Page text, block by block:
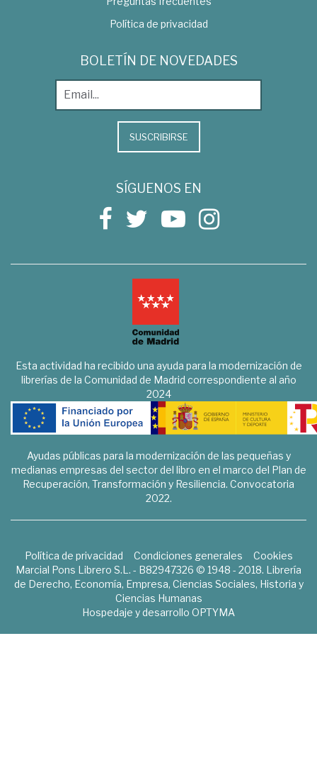
Política de privacidad
BOLETÍN DE NOVEDADES
SUSCRIBIRSE
SÍGUENOS EN
Esta actividad ha recibido una ayuda para la modernización de
librerías de la Comunidad de Madrid correspondiente al año
2024
Ayudas públicas para la modernización de las pequeñas y
medianas empresas del sector del libro en el marco del Plan de
Recuperación, Transformación y Resiliencia. Convocatoria
2022.
Política de privacidad Condiciones generales
Cookies
Marcial Pons Librero S.L. - B82947326 © 1948 - 2018. Librería
de Derecho, Economía, Empresa, Ciencias Sociales, Historia y
Ciencias Humanas
Hospedaje y desarrollo OPTYMA